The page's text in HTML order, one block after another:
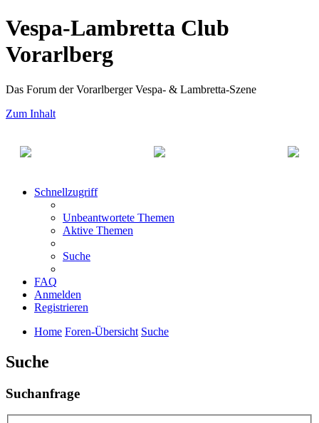
Vespa-Lambretta Club
Vorarlberg
Das Forum der Vorarlberger Vespa- & Lambretta-Szene
Zum Inhalt
Schnellzugriff
Unbeantwortete Themen
Aktive Themen
Suche
FAQ
Anmelden
Registrieren
Home Foren-Übersicht Suche
Suche
Suchanfrage